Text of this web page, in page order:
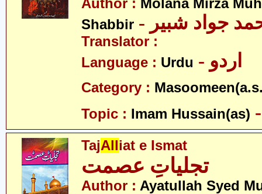
Author : Molana Mirza
Shabbir
جواد شبیر
Translator :
Language : Urdu - اردو
Category :
Topic : Imam Hussain(as)
TajAlliat e Ismat
تجلیاتِ عصمت
Author : Ayatullah Syed